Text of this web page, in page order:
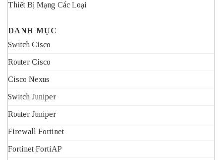
Thiết Bị Mạng Các Loại
DANH MỤC
Switch Cisco
Router Cisco
Cisco Nexus
Switch Juniper
Router Juniper
Firewall Fortinet
Fortinet FortiAP